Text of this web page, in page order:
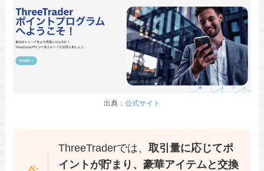
出典： 公式サイト
ThreeTraderでは、 取引量に応じてポ
イントが貯まり、豪華アイテムと交換